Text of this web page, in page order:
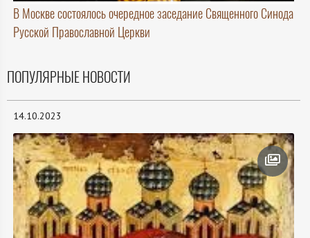
В Москве состоялось очередное заседание Священного Синода
Русской Православной Церкви
ПОПУЛЯРНЫЕ НОВОСТИ
14.10.2023